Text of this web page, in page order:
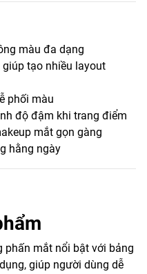
màu đa dạng
giúp tạo nhiều layout
phối màu
độ đậm khi trang điểm
mắt gọn gàng
hằng ngày
phấn mắt nổi bật với bảng
giúp người dùng dễ